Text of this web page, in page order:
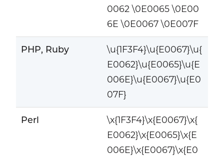
0062 \0E0065 \0E00
6E \0E0067 \0E007F
PHP, Ruby
\u{1F3F4}\u{E0067}\u{
E0062}\u{E0065}\u{E
006E}\u{E0067}\u{E0
07F}
Perl
\x{1F3F4}\x{E0067}\x{
E0062}\x{E0065}\x{E
006E}\x{E0067}\x{E0